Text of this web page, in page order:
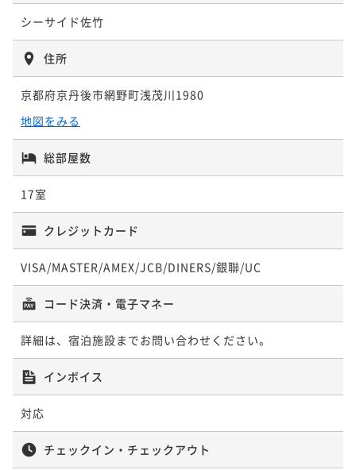
使用！冬の味覚の王様を堪能する活松葉ガニコース！
二食付き 事前決済可
ポイント即利用で最大5％OFF
2名 ¥ 158,631 ~
シーサイド佐竹
住所
京都府京丹後市網野町浅茂川1980
地図をみる
総部屋数
17室
クレジットカード
VISA/MASTER/AMEX/JCB/DINERS/銀聯/UC
コード決済・電子マネー
詳細は、宿泊施設までお問い合わせください。
インボイス
対応
チェックイン・チェックアウト